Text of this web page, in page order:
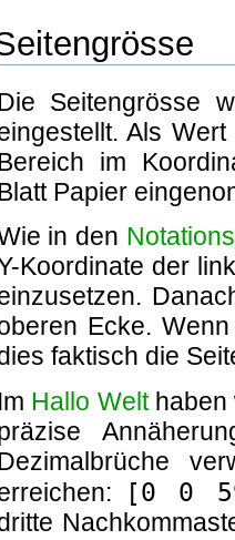
Seitengrösse
Als
im
Papier
in den
Koordinate der
Ecke.
faktisch die
Im Hallo Welt
[0 0